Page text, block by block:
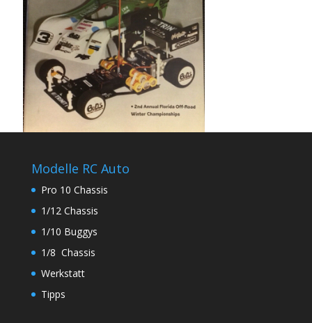
Modelle RC Auto
Pro 10 Chassis
1/12 Chassis
1/10 Buggys
1/8 Chassis
Werkstatt
Tipps